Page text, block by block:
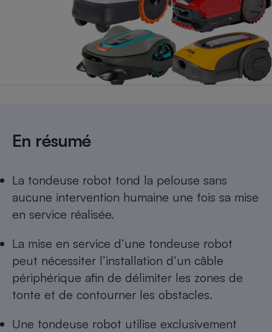
En résumé
La tondeuse robot tond la pelouse sans
aucune intervention humaine une fois sa mise
en service réalisée.
La mise en service d’une tondeuse robot
peut nécessiter l’installation d’un câble
périphérique afin de délimiter les zones de
tonte et de contourner les obstacles.
Une tondeuse robot utilise exclusivement
Plaque de cuisson à
induction
Cafetière à expressos
Téléphone mobile -
Smartphone